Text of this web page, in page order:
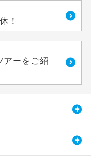
！
アーをご紹